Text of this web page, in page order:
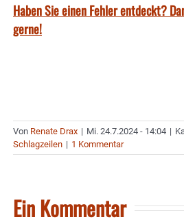
Haben Sie einen Fehler entdeckt?
gerne!
Von Renate Drax | Mi. 24.7.2024 - 14:04 |
Schlagzeilen | 1 Kommentar
Ein Kommentar